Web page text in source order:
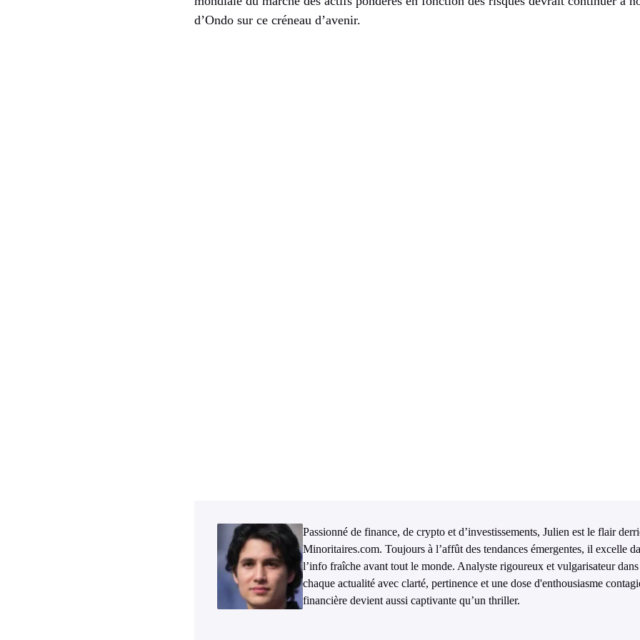
d’Ondo sur ce créneau d’avenir.
Passionné de finance, de crypto et d’investissements, Julien est le flair
Minoritaires.com. Toujours à l’affût des tendances émergentes, il excelle
l’info fraîche avant tout le monde. Analyste rigoureux et vulgarisateur
chaque actualité avec clarté, pertinence et une dose d'enthousiasme
financière devient aussi captivante qu’un thriller.